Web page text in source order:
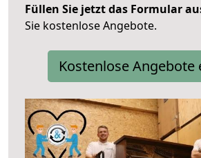
Füllen Sie jetzt das Formular
Sie kostenlose Angebote.
Kostenlose Angebote